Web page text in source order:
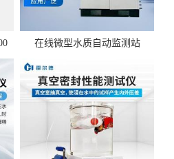
在线微型水质自动监测站